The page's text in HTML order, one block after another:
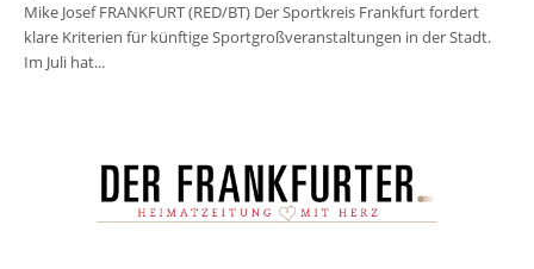
Mike Josef FRANKFURT (RED/BT) Der Sportkreis Frankfurt fordert
klare Kriterien für künftige Sportgroßveranstaltungen in der Stadt.
Im Juli hat...